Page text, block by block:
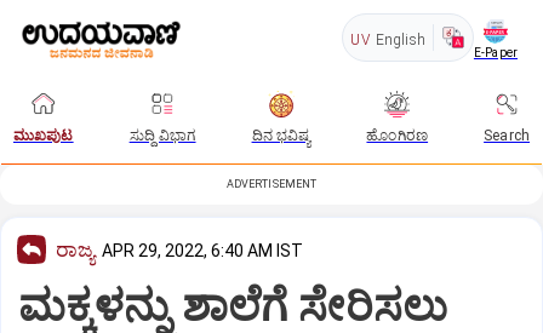
UV English
E-Paper
ಮುಖಪುಟ ಸುದ್ದಿ ವಿಭಾಗ ದಿನ ಭವಿಷ್ಯ ಹೊಂಗಿರಣ Search
ADVERTISEMENT
ರಾಜ್ಯ APR 29, 2022, 6:40 AM IST
ಮಕ್ಕಳನ್ನು ಶಾಲೆಗೆ ಸೇರಿಸಲು